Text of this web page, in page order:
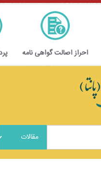
احراز اصالت گواهی نامه